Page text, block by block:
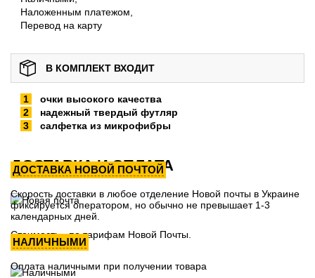
Наложенным платежом,
Перевод на карту
В КОМПЛЕКТ ВХОДИТ
очки высокого качества
надежный твердый футляр
салфетка из микрофибры
ДОСТАВКА И ОПЛАТА
ДОСТАВКА НОВОЙ ПОЧТОЙ
Скорость доставки в любое отделение Новой почты в Украине
фиксируется оператором, но обычно не превышает 1-3
календарных дней.
Стоимость - по тарифам Новой Почты.
НАЛИЧНЫМИ
Оплата наличными при получении товара